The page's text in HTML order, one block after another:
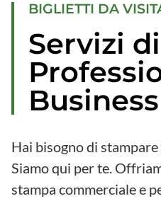
BIGLIETTI DA
Servizi
Business
Hai bisogno di
Siamo qui per te.
stampa commerciale e